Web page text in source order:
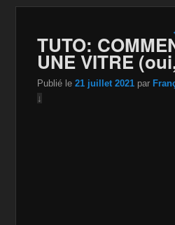
TUTO:
UNE VITRE
Publié le21 juillet 2021 par
↓